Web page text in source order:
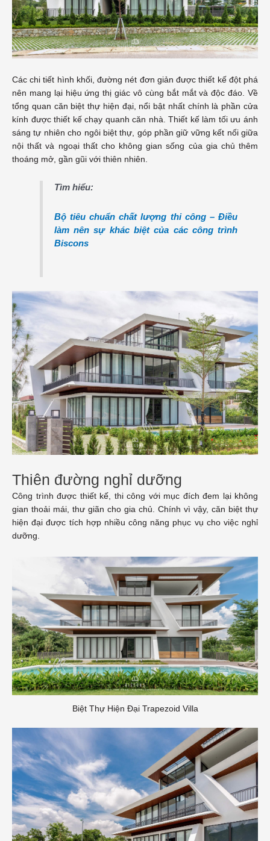
Các chi tiết hình khối, đường nét đơn giản được thiết kế đột phá
nên mang lại hiệu ứng thị giác vô cùng bắt mắt và độc đáo. Về
tổng quan căn biệt thự hiện đại, nổi bật nhất chính là phần cửa
kính được thiết kế chạy quanh căn nhà. Thiết kế làm tối ưu ánh
sáng tự nhiên cho ngôi biệt thự, góp phần giữ vững kết nối giữa
nội thất và ngoại thất cho không gian sống của gia chủ thêm
thoáng mở, gần gũi với thiên nhiên.
Tìm hiểu:
Bộ tiêu chuẩn chất lượng thi công – Điều
làm nên sự khác biệt của các công trình
Biscons
Thiên đường nghỉ dưỡng
Công trình được thiết kế, thi công với mục đích đem lại không
gian thoải mái, thư giãn cho gia chủ. Chính vì vậy, căn biệt thự
hiện đại được tích hợp nhiều công năng phục vụ cho việc nghỉ
dưỡng.
Biệt Thự Hiện Đại Trapezoid Villa